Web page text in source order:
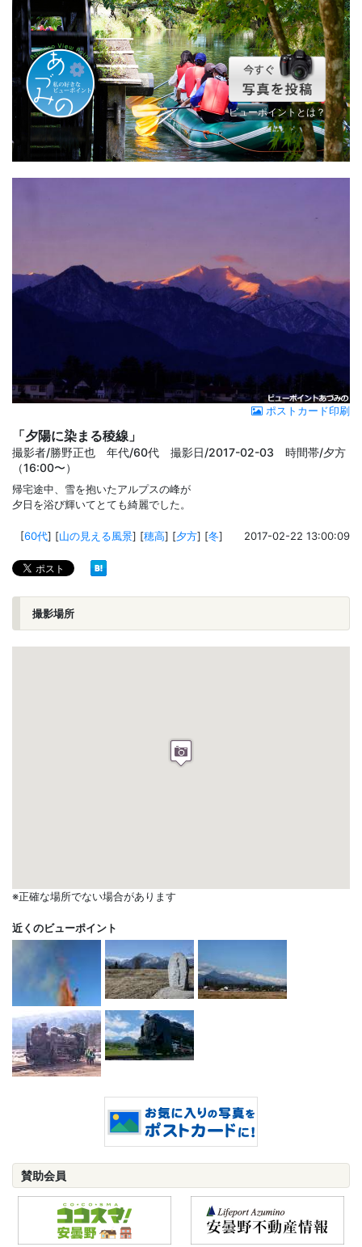
ビューポイントとは？
ポストカード印刷
「夕陽に染まる稜線」
撮影者/勝野正也 年代/60代 撮影日/2017-02-03 時間帯/夕方
（16:00〜）
帰宅途中、雪を抱いたアルプスの峰が
夕日を浴び輝いてとても綺麗でした。
[60代] [山の見える風景] [穂高] [夕方] [冬] 2017-02-22 13:00:09
撮影場所
※正確な場所でない場合があります
近くのビューポイント
賛助会員